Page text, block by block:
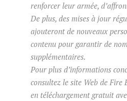
renforcer leur armée,
De plus, des mises à jour
ajouteront de nouveaux
contenu pour garantir de
supplémentaires.
Pour plus d’informations
consultez le site Web de Fire
en téléchargement gratuit